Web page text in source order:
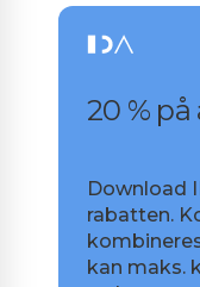
20 % på
Download
rabatten.
kan maks.